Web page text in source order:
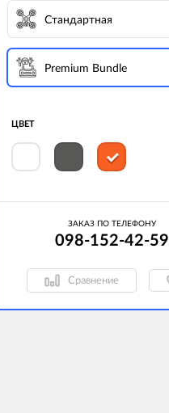
Стандартная
Premium Bundle
ЦВЕТ
ЗАКАЗ ПО ТЕЛЕФОНУ
098-152-42-59
Сравнение